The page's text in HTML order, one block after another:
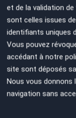
et de la validation
sont celles issues
identifiants uniques
Vous pouvez
accédant à notre
site sont déposés
Nous vous donnons
navigation sans